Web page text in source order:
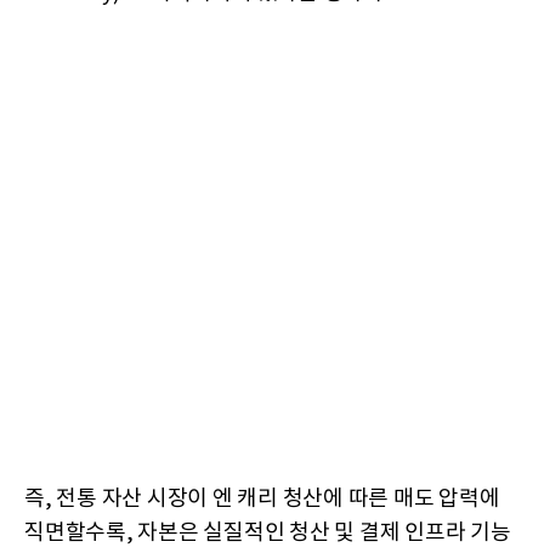
즉, 전통 자산 시장이 엔 캐리 청산에 따른 매도 압력에
직면할수록, 자본은 실질적인 청산 및 결제 인프라 기능